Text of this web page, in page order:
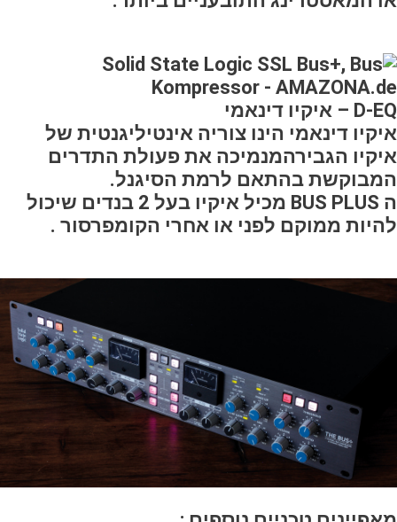
D-EQ – איקיו דינאמי
איקיו דינאמי הינו צוריה אינטיליגנטית של
איקיו הגבירהמנמיכה את פעולת התדרים
המבוקשת בהתאם לרמת הסיגנל.
ה BUS PLUS מכיל איקיו בעל 2 בנדים שיכול
להיות ממוקם לפני או אחרי הקומפרסור .